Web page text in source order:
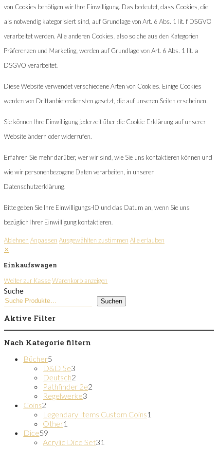
von Cookies benötigen wir Ihre Einwilligung. Das bedeutet, dass Cookies, die
als notwendig kategorisiert sind, auf Grundlage von Art. 6 Abs. 1 lit. f DSGVO
verarbeitet werden. Alle anderen Cookies, also solche aus den Kategorien
Präferenzen und Marketing, werden auf Grundlage von Art. 6 Abs. 1 lit. a
DSGVO verarbeitet.
Diese Website verwendet verschiedene Arten von Cookies. Einige Cookies
werden von Drittanbieterdiensten gesetzt, die auf unseren Seiten erscheinen.
Sie können Ihre Einwilligung jederzeit über die Cookie-Erklärung auf unserer
Website ändern oder widerrufen.
Erfahren Sie mehr darüber, wer wir sind, wie Sie uns kontaktieren können und
wie wir personenbezogene Daten verarbeiten, in unserer
Datenschutzerklärung.
Bitte geben Sie Ihre Einwilligungs-ID und das Datum an, wenn Sie uns
bezüglich Ihrer Einwilligung kontaktieren.
Ablehnen Anpassen Ausgewählten zustimmen Alle erlauben
✕
Einkaufswagen
Weiter zur KasseWarenkorb anzeigen
Suche
Suchen
Aktive Filter
Nach Kategorie filtern
Bücher5
Produkte
D&D 5e3
Produkte
Deutsch2
Produkte
Pathfinder 2e2
Regelwerke3
Coins2
Produkte
Legendary Items Custom Coins1
Other1
Dice59
Produkte
Acrylic Dice Set31